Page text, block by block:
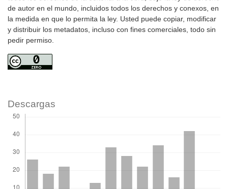
de autor en el mundo, incluidos todos los derechos y conexos, en
la medida en que lo permita la ley. Usted puede copiar, modificar
y distribuir los metadatos, incluso con fines comerciales, todo sin
pedir permiso.
Descargas